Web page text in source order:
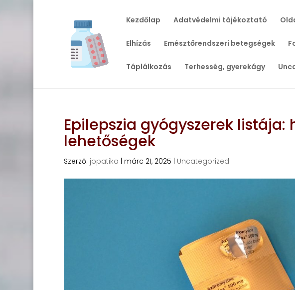
Kezdőlap Adatvédelmi tájékoztató
Elhízás Emésztőrendszeri betegségek
Táplálkozás Terhesség, gyerekágy
Epilepszia gyógyszerek listája:
lehetőségek
Szerző: jopatika márc 21, 2025 Uncategorized